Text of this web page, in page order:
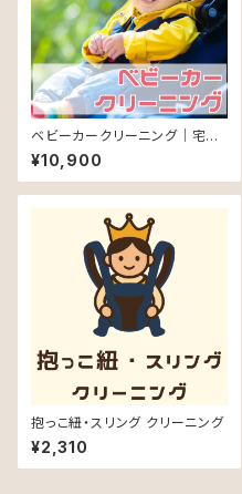
ベビーカークリーニング｜宅配
（中部～近畿）
¥10,900
抱っこ紐・スリング クリーニング
¥2,310